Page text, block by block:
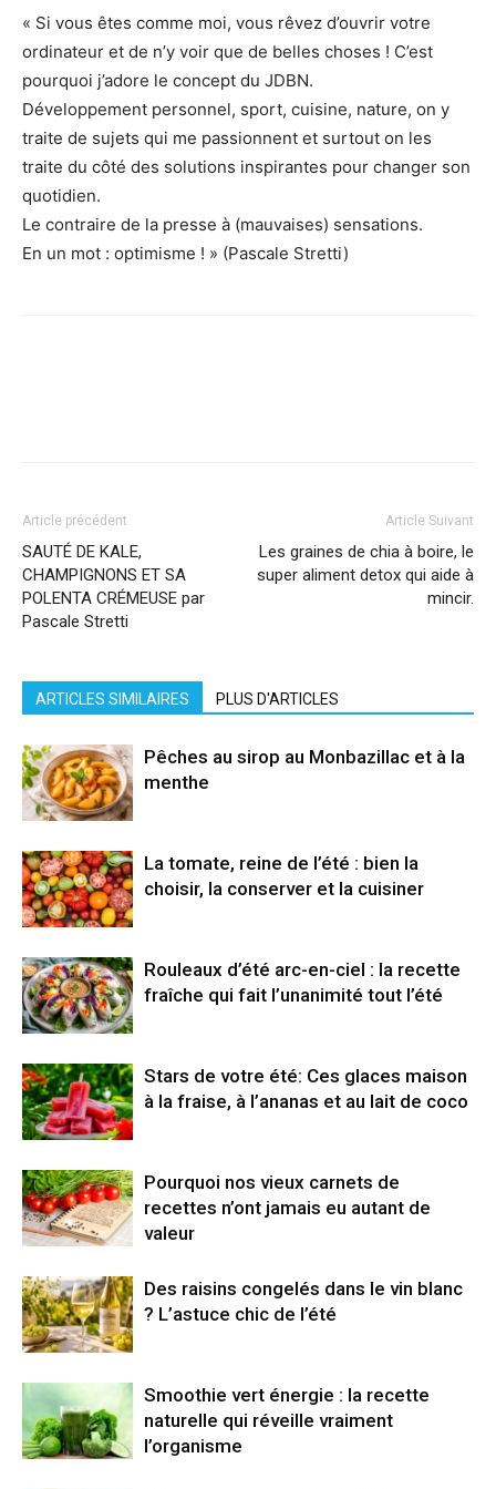
« Si vous êtes comme moi, vous rêvez d’ouvrir votre
ordinateur et de n’y voir que de belles choses ! C’est
pourquoi j’adore le concept du JDBN.
Développement personnel, sport, cuisine, nature, on y
traite de sujets qui me passionnent et surtout on les
traite du côté des solutions inspirantes pour changer son
quotidien.
Le contraire de la presse à (mauvaises) sensations.
En un mot : optimisme ! » (Pascale Stretti)
Article précédent
SAUTÉ DE KALE,
CHAMPIGNONS ET SA
POLENTA CRÉMEUSE par
Pascale Stretti
Article Suivant
Les graines de chia à boire, le
super aliment detox qui aide à
mincir.
ARTICLES SIMILAIRES PLUS D'ARTICLES
Pêches au sirop au Monbazillac et à la
menthe
La tomate, reine de l’été : bien la
choisir, la conserver et la cuisiner
Rouleaux d’été arc-en-ciel : la recette
fraîche qui fait l’unanimité tout l’été
Stars de votre été: Ces glaces maison
à la fraise, à l’ananas et au lait de coco
Pourquoi nos vieux carnets de
recettes n’ont jamais eu autant de
valeur
Des raisins congelés dans le vin blanc
? L’astuce chic de l’été
Smoothie vert énergie : la recette
naturelle qui réveille vraiment
l’organisme